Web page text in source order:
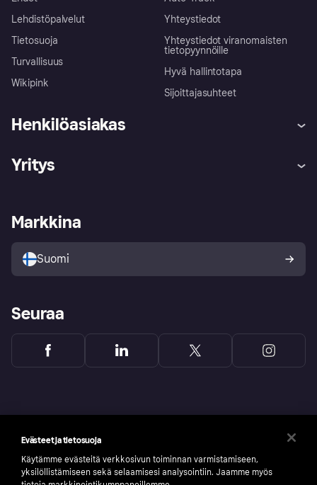
Lehdistöpalvelut
Tietosuoja
Turvallisuus
Wikipink
Yhteystiedot
Yhteystiedot viranomaisten
tietopyynnöille
Hyvä hallintotapa
Sijoittajasuhteet
Henkilöasiakas
Kirjaudu sisään
Tutustu kauppoihin
Ostajan turva
Yritys
Kirjaudu sisään yrityksenä
Markkina
Suomi
Seuraa
Evästeet ja tietosuoja
Käytämme evästeitä verkkosivun toiminnan varmistamiseen,
yksilöllistämiseen sekä selaamisesi analysointiin. Jaamme myös